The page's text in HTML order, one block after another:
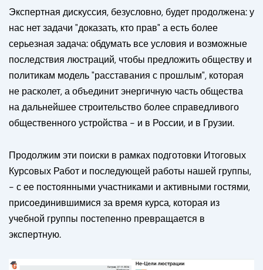
Экспертная дискуссия, безусловно, будет продолжена: у
нас нет задачи "доказать, кто прав" а есть более
серьезная задача: обдумать все условия и возможные
последствия люстраций, чтобы предложить обществу и
политикам модель "расставания с прошлым", которая
не расколет, а объединит энергичную часть общества
на дальнейшее строительство более справедливого
общественного устройства - и в России, и в Грузии.
Продолжим эти поиски в рамках подготовки Итоговых
Курсовых Работ и последующей работы нашей группы,
- с ее постоянными участниками и активными гостями,
присоединившимися за время курса, которая из
учебной группы постепенно превращается в
экспертную.